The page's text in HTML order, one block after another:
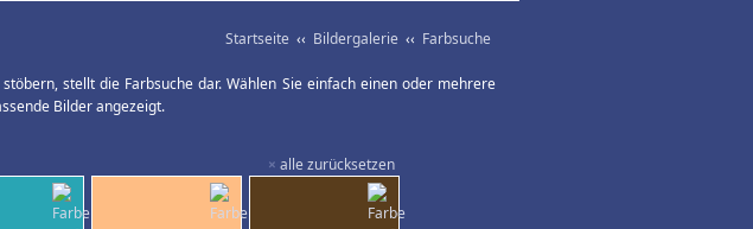
Startseite ‹‹ Bildergalerie ‹‹ Farbsuche
stellt die Farbsuche dar. Wählen Sie einfach einen oder mehrere
Bilder angezeigt.
× alle zurücksetzen